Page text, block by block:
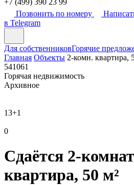
+7 (499) 390 23 99
Позвонить по номеру
в Telegram
Для собственниковГорячие
Главная Объекты 2-комн. квартира,
541061
Горячая недвижимость
Архивное
13+1
0
Сдаётся 2-
квартира, 50 м²